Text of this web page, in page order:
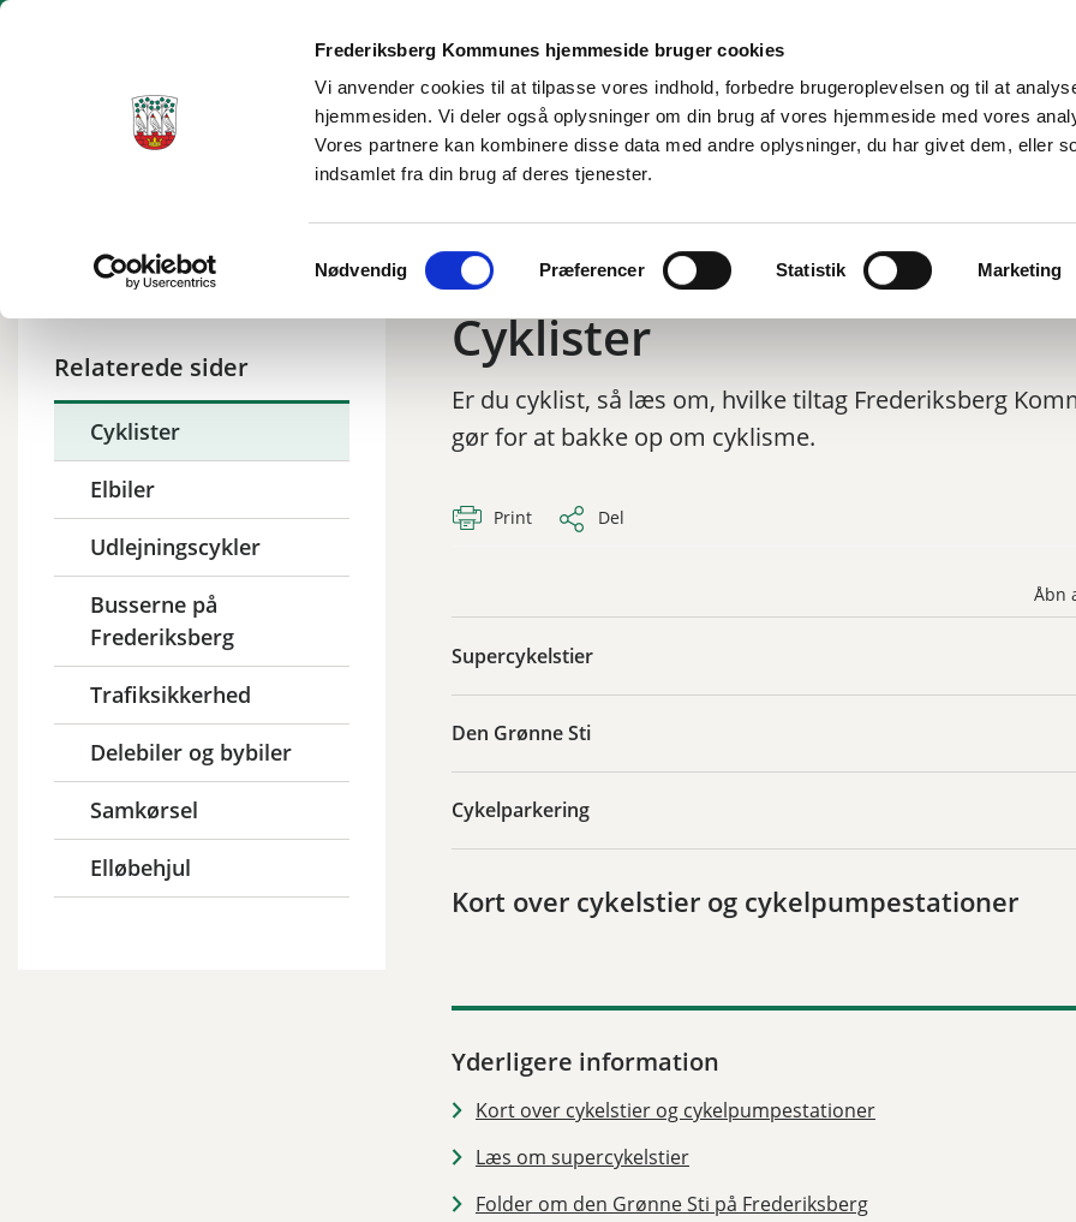
Frederiksberg Kommunes hjemmeside bruger cookies
Vi anvender cookies til at tilpasse vores indhold, forbedre brugeroplevelsen og til at
hjemmesiden. Vi deler også oplysninger om din brug af vores hjemmeside med vores
Vores partnere kan kombinere disse data med andre oplysninger, du har givet dem, eller
indsamlet fra din brug af deres tjenester.
Nødvendig Præferencer Statistik Marketing
Borgerservice Dagtilbud og skole Social og sundhed By, bolig og miljø Fritid og oplevelser Job og ledighed
Relaterede sider
Cyklister
Elbiler
Udlejningscykler
Busserne på
Frederiksberg
Trafiksikkerhed
Delebiler og bybiler
Samkørsel
Elløbehjul
Cyklister
Er du cyklist, så læs om, hvilke tiltag Frederiksberg
gør for at bakke op om cyklisme.
Print Del
Åbn
Supercykelstier
Den Grønne Sti
Cykelparkering
Kort over cykelstier og cykelpumpestationer
Yderligere information
Kort over cykelstier og cykelpumpestationer
Læs om supercykelstier
Folder om den Grønne Sti på Frederiksberg